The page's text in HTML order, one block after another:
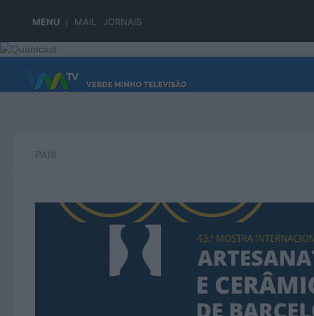
MENU MAIL JORNAIS
Skip to content